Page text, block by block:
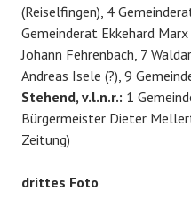
(Reiselfingen), 4
Gemeinderat Ekkehard
Johann Fehrenbach, 7
Andreas Isele (?), 9
Stehend, v.l.n.r.: 1
Bürgermeister Dieter
Zeitung)
drittes Foto